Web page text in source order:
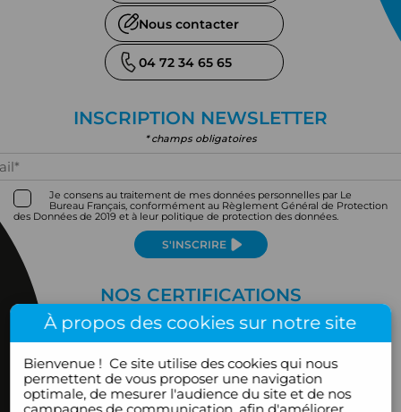
Nous contacter
04 72 34 65 65
INSCRIPTION NEWSLETTER
* champs obligatoires
Je consens au traitement de mes données personnelles par Le
Bureau Français, conformément au Règlement Général de Protection
des Données de 2019 et à leur politique de protection des données.
S'INSCRIRE
NOS CERTIFICATIONS
À propos des cookies sur notre site
Bienvenue !Ce site utilise des cookies qui nous
permettent de vous proposer une navigation
optimale, de mesurer l'audience du site et de nos